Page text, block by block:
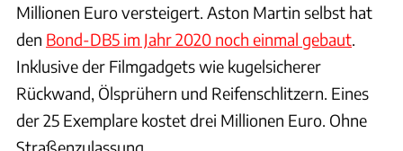
Millionen Euro versteigert. Aston Martin selbst hat
den Bond-DB5 im Jahr 2020 noch einmal gebaut.
Inklusive der Filmgadgets wie kugelsicherer
Rückwand, Ölsprühern und Reifenschlitzern. Eines
der 25 Exemplare kostet drei Millionen Euro. Ohne